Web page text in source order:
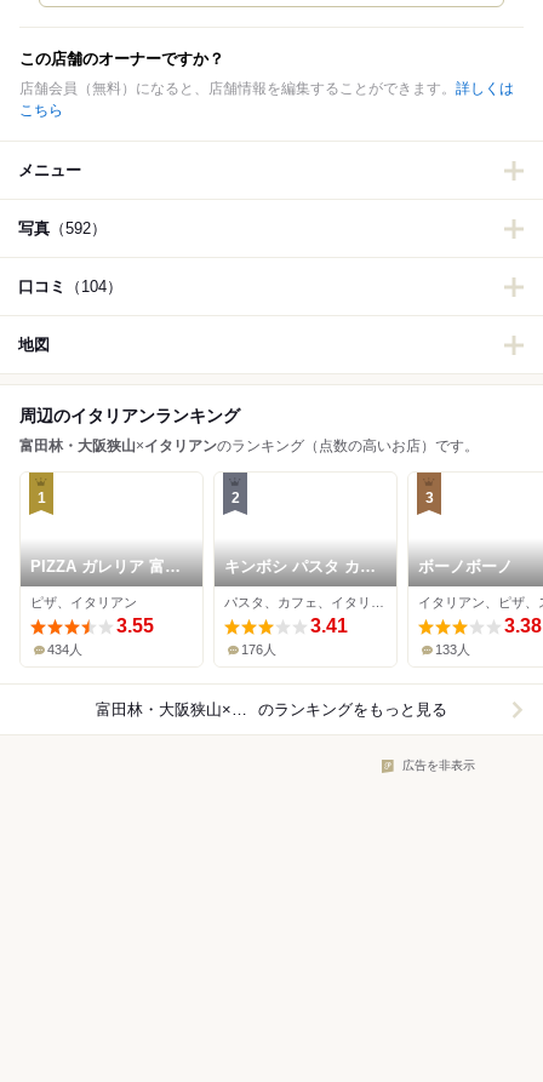
この店舗のオーナーですか？
店舗会員（無料）になると、店舗情報を編集することができます。 詳しくは
こちら
メニュー
写真 （592）
口コミ （104）
地図
周辺のイタリアンランキング
富田林・大阪狭山×イタリアンのランキング（点数の高いお店）です。
1
PIZZA ガレリア 富田
林
ピザ、イタリアン
3.55
434人
2
キンボシ パスタ カフ
ェ
3.41
176人
3
ボーノボーノ
3.38
133人
富田林・大阪狭山×イタリアン のランキングをもっと見る
広告を非表示